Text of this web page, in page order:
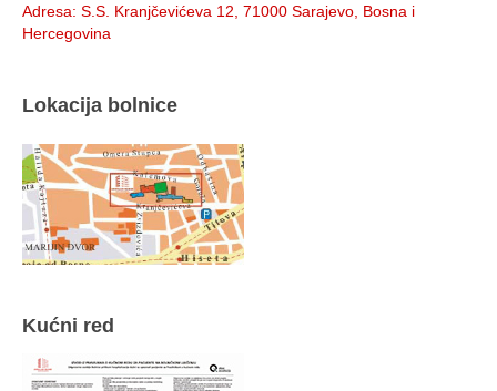
Adresa: S.S. Kranjčevićeva 12, 71000 Sarajevo, Bosna i
Hercegovina
Lokacija bolnice
Kućni red